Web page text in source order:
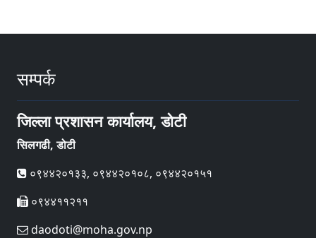
सम्पर्क
जिल्ला प्रशासन कार्यालय, डोटी
सिलगढी, डोटी
०९४४२०१३३, ०९४४२०१०८, ०९४४२०१५१
०९४४११२११
daodoti@moha.gov.np